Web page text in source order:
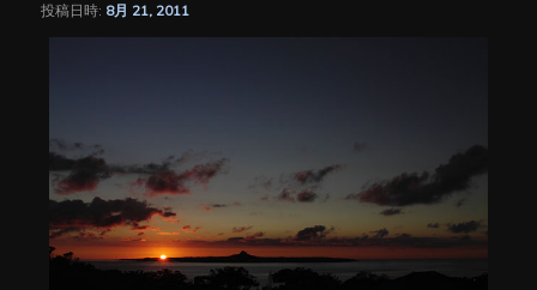
投稿日時: 8月 21, 2011